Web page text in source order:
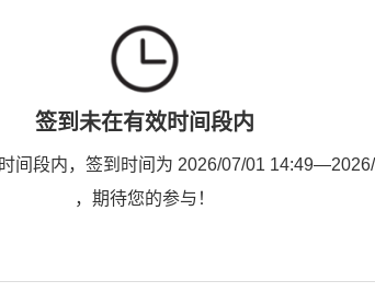
签到未在有效时间段内
间段内，签到时间为 2026/07/01
，期待您的参与！